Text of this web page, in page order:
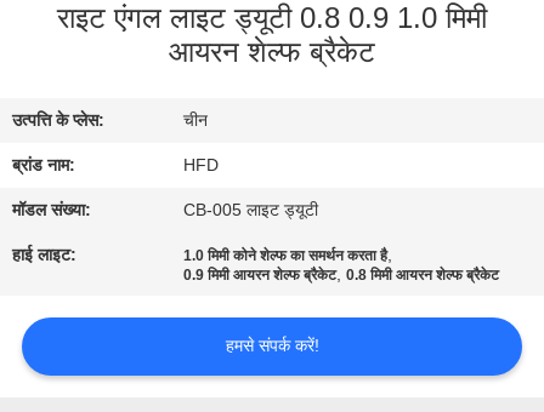
गुणवत्ता
नियंत्रण
करें
राइट एंगल लाइट ड्यूटी 0.8 0.9 1.0 मिमी
आयरन शेल्फ ब्रैकेट
उत्पत्ति के प्लेस: चीन
ब्रांड नाम: HFD
मॉडल संख्या: CB-005 लाइट ड्यूटी
हाई लाइट: 1.0 मिमी कोने शेल्फ का समर्थन करता है,
0.9 मिमी आयरन शेल्फ ब्रैकेट,0.8 मिमी आयरन शेल्फ ब्रैकेट
हमसे संपर्क करें!